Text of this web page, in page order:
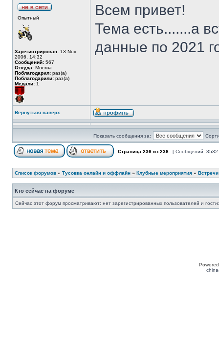
Опытный
Зарегистрирован: 13 Nov
2006, 14:32
Сообщений: 567
Откуда: Москва
Поблагодарил: раз(а)
Поблагодарили: раз(а)
Медали: 1
Всем привет!
Тема есть.......а
данные по 2021
Вернуться наверх
Показать сообщения за:
Страница 236 из 236 [ Сообщений:
Список форумов » Тусовка онлайн и оффлайн » Клубные мероприятия »
Кто сейчас на форуме
Сейчас этот форум просматривают: нет зарегистрированных пользователей и